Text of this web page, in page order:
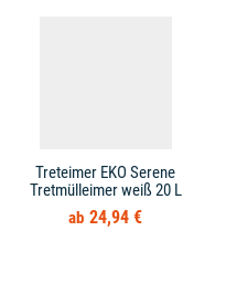
Treteimer EKO Serene
Tretmülleimer weiß 20 L
24,94 €